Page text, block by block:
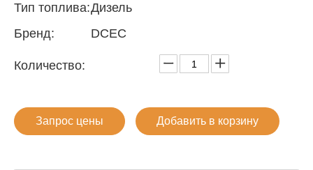
Тип топлива:Дизель
Бренд:
DCEC
Количество:
Запрос цены Добавить в корзину